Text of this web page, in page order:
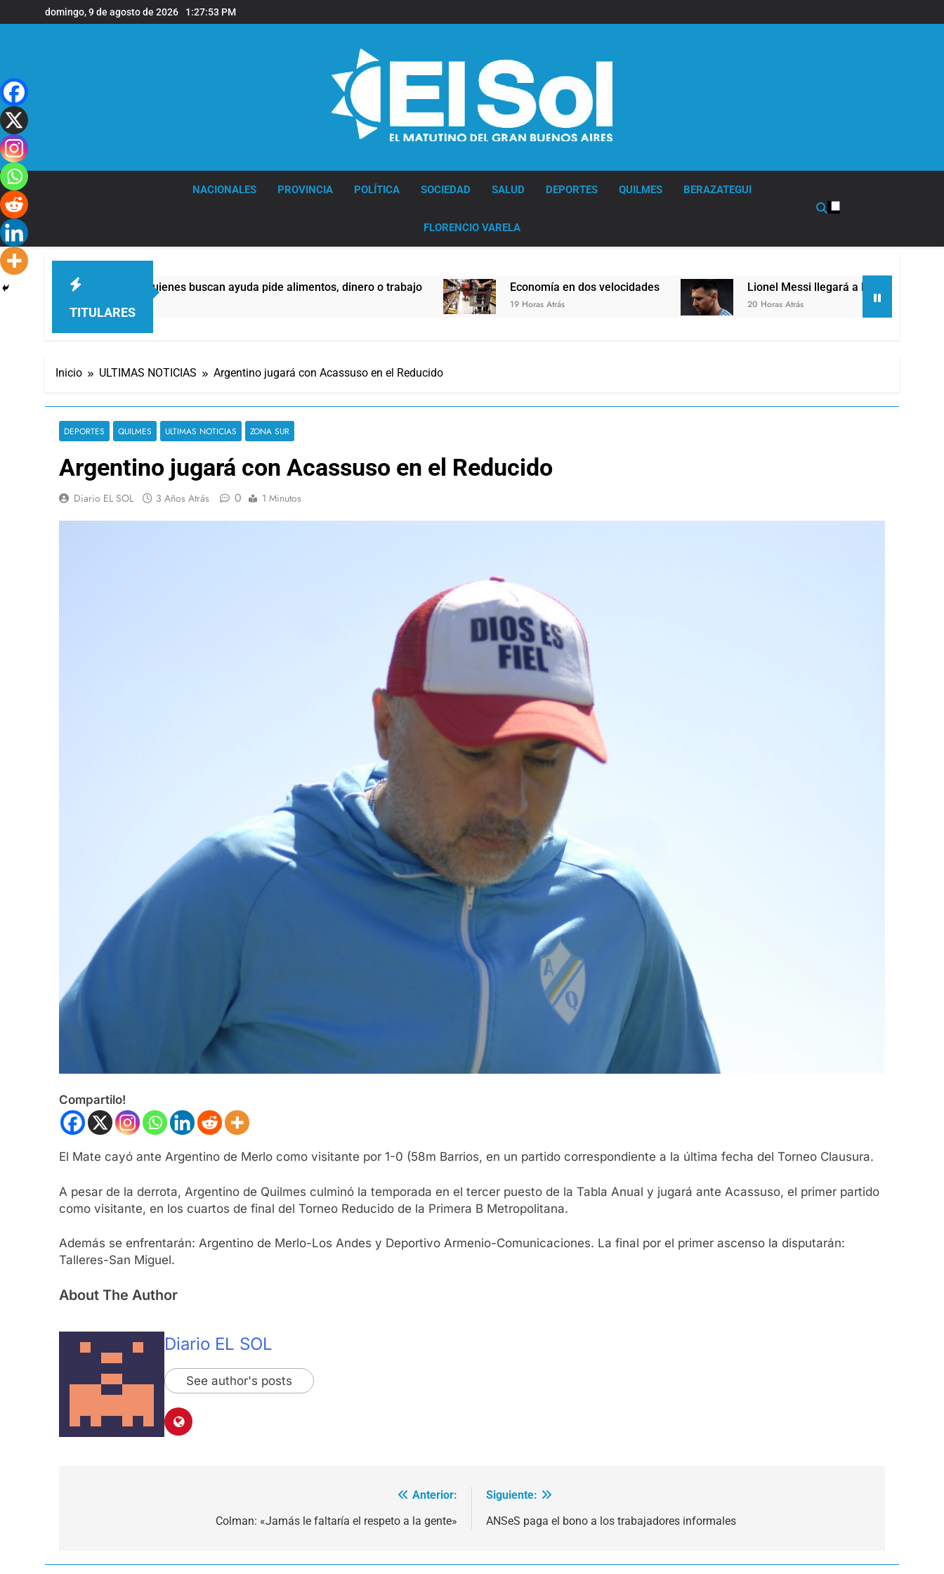
al
domingo, 9 de agosto de 2026 1:27:54 PM
NACIONALES PROVINCIA POLÍTICA SOCIEDAD SALUD DEPORTES QUILMES BERAZATEGUI
FLORENCIO VARELA
TITULARES
la mitad de quienes buscan ayuda pide alimentos, dinero o trabajo Economía en dos velocidades
19 Horas Atrás
Lionel Messi llegará a Rosario para despedir a su
20 Horas Atrás
Inicio ULTIMAS NOTICIAS Argentino jugará con Acassuso en el Reducido
DEPORTES QUILMES ULTIMAS NOTICIAS ZONA SUR
Argentino jugará con Acassuso en el Reducido
Diario EL SOL 3 Años Atrás 0 1 Minutos
Compartilo!
El Mate cayó ante Argentino de Merlo como visitante por 1-0 (58m Barrios, en un partido correspondiente a la última fecha del Torneo Clausura.
A pesar de la derrota, Argentino de Quilmes culminó la temporada en el tercer puesto de la Tabla Anual y jugará ante Acassuso, el primer partido
como visitante, en los cuartos de final del Torneo Reducido de la Primera B Metropolitana.
Además se enfrentarán: Argentino de Merlo-Los Andes y Deportivo Armenio-Comunicaciones. La final por el primer ascenso la disputarán:
Talleres-San Miguel.
About The Author
Diario EL SOL
See author's posts
Anterior:
Colman: «Jamás le faltaría el respeto a la gente»
Siguiente:
ANSeS paga el bono a los trabajadores informales